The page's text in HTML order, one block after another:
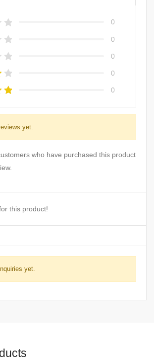
0
0
0
0
0
yet.
who have purchased this product
this product!
yet.